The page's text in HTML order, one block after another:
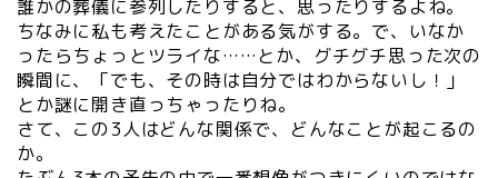
誰かの葬儀に参列したりすると、思ったりするよね。
ちなみに私も考えたことがある気がする。で、いなか
ったらちょっとツライな……とか、グチグチ思った次の
瞬間に、「でも、その時は自分ではわからないし！」
とか謎に開き直っちゃったりね。
さて、この3人はどんな関係で、どんなことが起こるの
か。